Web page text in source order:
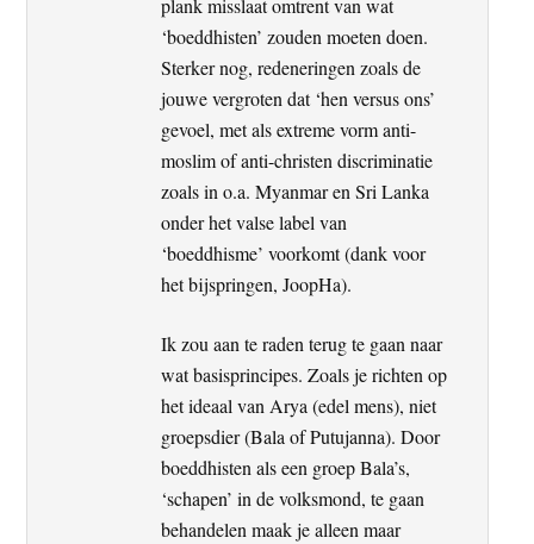
plank misslaat omtrent van wat
‘boeddhisten’ zouden moeten doen.
Sterker nog, redeneringen zoals de
jouwe vergroten dat ‘hen versus ons’
gevoel, met als extreme vorm anti-
moslim of anti-christen discriminatie
zoals in o.a. Myanmar en Sri Lanka
onder het valse label van
‘boeddhisme’ voorkomt (dank voor
het bijspringen, JoopHa).
Ik zou aan te raden terug te gaan naar
wat basisprincipes. Zoals je richten op
het ideaal van Arya (edel mens), niet
groepsdier (Bala of Putujanna). Door
boeddhisten als een groep Bala’s,
‘schapen’ in de volksmond, te gaan
behandelen maak je alleen maar